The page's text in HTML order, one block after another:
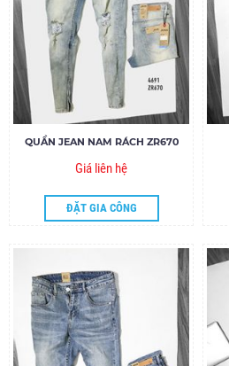
QUẦN JEAN NAM RÁCH ZR670
Giá liên hệ
ĐẶT GIA CÔNG